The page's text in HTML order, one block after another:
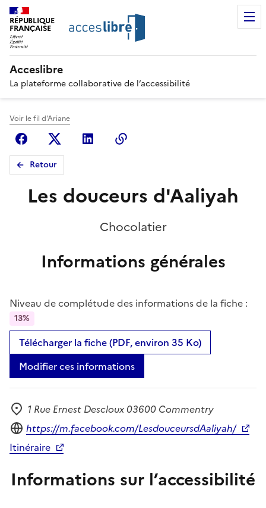
RÉPUBLIQUE
FRANÇAISE
Acceslibre
La plateforme collaborative de l’accessibilité
Voir le fil d'Ariane
FacebookX (anciennement Twitter)
Linkedin
Retour
Les douceurs d'Aaliyah
Chocolatier
Informations générales
Niveau de complétude des informations de la fiche :
13%
Télécharger la fiche (PDF, environ 35 Ko)
Modifier ces informations
Adresse
1 Rue Ernest Descloux 03600 Commentry
Site internet
https://m.facebook.com/LesdouceursdAaliyah/
Itinéraire
Informations sur l’accessibilité